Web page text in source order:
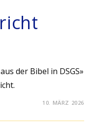
der Bibel in DSGS»
10. MÄRZ 2026